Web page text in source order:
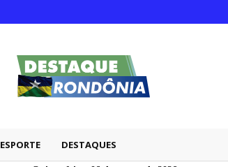
ESPORTE DESTAQUES